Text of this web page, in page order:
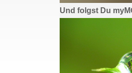
Und folgst Du